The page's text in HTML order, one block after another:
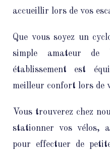
accueillir lors de vos
Que vous soyez un
simple amateur de
établissement est
meilleur confort lors de
Vous trouverez chez
stationner vos vélos,
pour effectuer de